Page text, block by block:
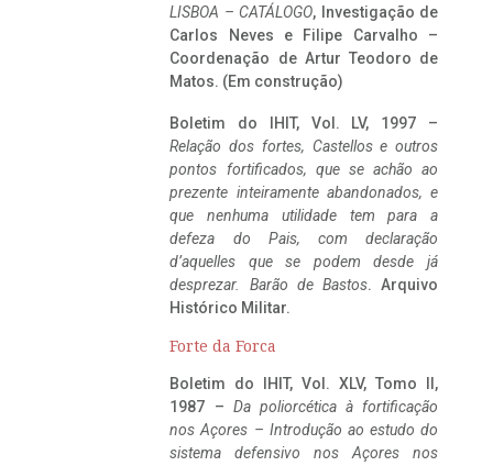
LISBOA – CATÁLOGO, Investigação de
Carlos Neves e Filipe Carvalho –
Coordenação de Artur Teodoro de
Matos. (Em construção)
Boletim do IHIT, Vol. LV, 1997 –
Relação dos fortes, Castellos e outros
pontos fortificados, que se achão ao
prezente inteiramente abandonados, e
que nenhuma utilidade tem para a
defeza do Pais, com declaração
d’aquelles que se podem desde já
desprezar. Barão de Bastos. Arquivo
Histórico Militar.
Forte da Forca
Boletim do IHIT, Vol. XLV, Tomo II,
1987 – Da poliorcética à fortificação
nos Açores – Introdução ao estudo do
sistema defensivo nos Açores nos